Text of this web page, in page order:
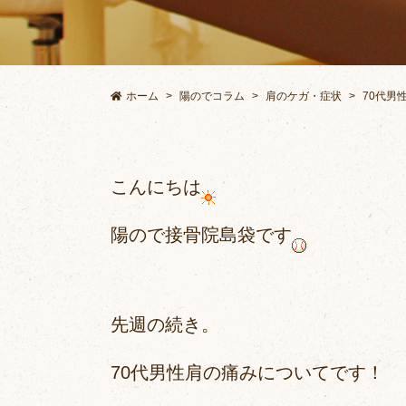
ホーム 陽のでコラム 肩のケガ・症状 70代男
こんにちは
陽ので接骨院島袋です
先週の続き。
70代男性肩の痛みについてです！